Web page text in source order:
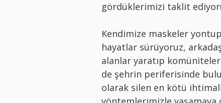
gördüklerimizi taklit
Kendimize maskeler
hayatlar sürüyoruz,
alanlar yaratıp
de şehrin periferisinde
olarak silen en kötü